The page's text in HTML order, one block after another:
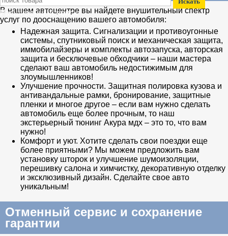
Расширенный поиск
В нашем автоцентре вы найдете внушительный спектр
услуг по дооснащению вашего автомобиля:
Надежная защита. Сигнализации и противоугонные
системы, спутниковый поиск и механическая защита,
иммобилайзеры и комплекты автозапуска, авторская
защита и бесключевые обходчики – наши мастера
сделают ваш автомобиль недостижимым для
злоумышленников!
Улучшение прочности. Защитная полировка кузова и
антивандальные рамки, бронирование, защитные
пленки и многое другое – если вам нужно сделать
автомобиль еще более прочным, то наш
экстерьерный тюнинг Акура мдх – это то, что вам
нужно!
Комфорт и уют. Хотите сделать свои поездки еще
более приятными? Мы можем предложить вам
установку шторок и улучшение шумоизоляции,
перешивку салона и химчистку, декоративную отделку
и эксклюзивный дизайн. Сделайте свое авто
уникальным!
Отменный сервис и сохранение
гарантии